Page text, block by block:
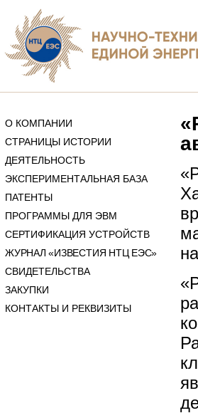
О КОМПАНИИ
СТРАНИЦЫ ИСТОРИИ
ДЕЯТЕЛЬНОСТЬ
ЭКСПЕРИМЕНТАЛЬНАЯ БАЗА
ПАТЕНТЫ
ПРОГРАММЫ ДЛЯ ЭВМ
СЕРТИФИКАЦИЯ УСТРОЙСТВ
ЖУРНАЛ «ИЗВЕСТИЯ НТЦ ЕЭС»
СВИДЕТЕЛЬСТВА
ЗАКУПКИ
КОНТАКТЫ И РЕКВИЗИТЫ